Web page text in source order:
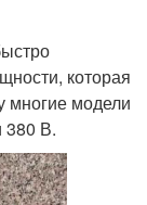
которая
многие модели
380 В.